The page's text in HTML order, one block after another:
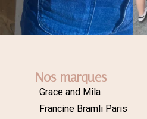
Nos marques
Grace and Mila
Francine Bramli Paris